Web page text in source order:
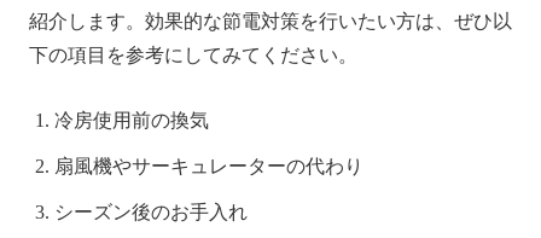
紹介します。効果的な節電対策を行いたい方は、ぜひ以
下の項目を参考にしてみてください。
冷房使用前の換気
扇風機やサーキュレーターの代わり
シーズン後のお手入れ